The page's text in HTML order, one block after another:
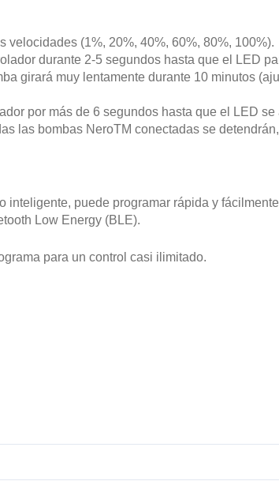
(1%, 20%, 40%, 60%, 80%, 100%).
durante 2-5 segundos hasta que el LED
girará muy lentamente durante 10 minutos
por más de 6 segundos hasta que el LED
las bombas NeroTM conectadas se
puede programar rápida y
Low Energy (BLE).
para un control casi ilimitado.